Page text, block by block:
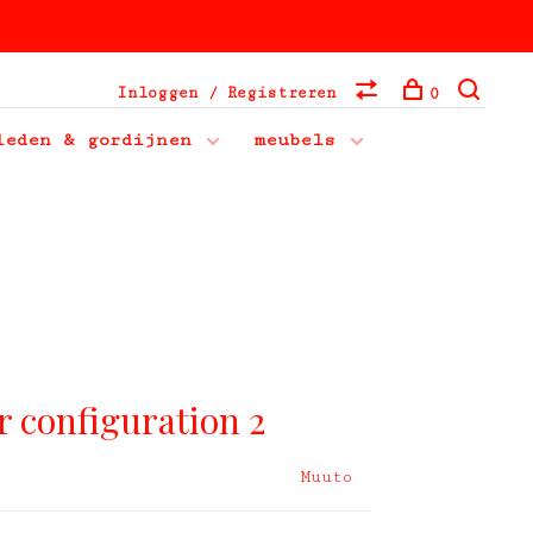
& gordijnen
meubels
Inloggen / Registreren 0
configuration 2
Muuto